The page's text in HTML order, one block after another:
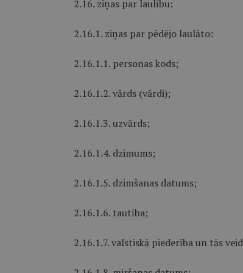
2.16. ziņas par laulību:
2.16.1. ziņas par pēdējo laulāto:
2.16.1.1. personas kods;
2.16.1.2. vārds (vārdi);
2.16.1.3. uzvārds;
2.16.1.4. dzimums;
2.16.1.5. dzimšanas datums;
2.16.1.6. tautība;
2.16.1.7. valstiskā piederība un tās